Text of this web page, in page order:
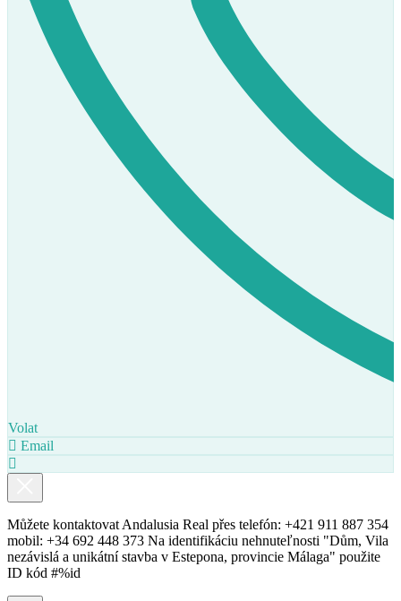
Volat
Email
Můžete kontaktovat Andalusia Real přes telefón: +421 911 887 354
mobil: +34 692 448 373 Na identifikáciu nehnuteľnosti "Dům, Vila
nezávislá a unikátní stavba v Estepona, provincie Málaga" použite
ID kód #%id